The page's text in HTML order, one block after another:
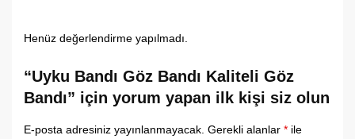
Henüz değerlendirme yapılmadı.
“Uyku Bandı Göz Bandı Kaliteli Göz
Bandı” için yorum yapan ilk kişi siz olun
E-posta adresiniz yayınlanmayacak. Gerekli alanlar * ile